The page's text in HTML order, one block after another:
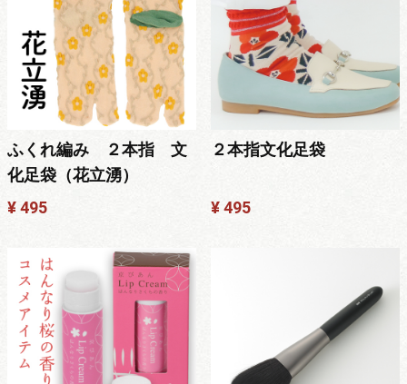
ふくれ編み ２本指 文
化足袋（花立湧）
¥ 495
２本指文化足袋
¥ 495